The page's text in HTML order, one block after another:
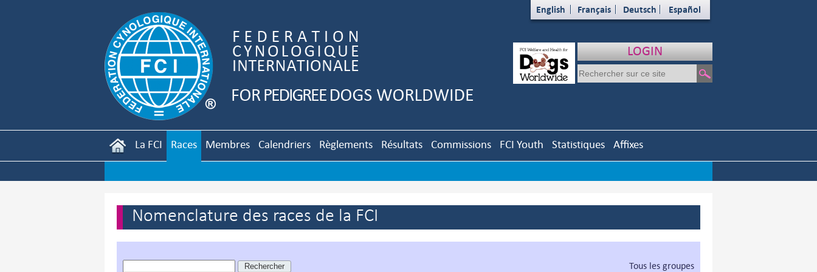
English Français Deutsch Español
LOGIN
La FCI Races Membres Calendriers Règlements Résultats Commissions FCI Youth Statistiques Affixes
Nomenclature des races de la FCI
Tous les groupes